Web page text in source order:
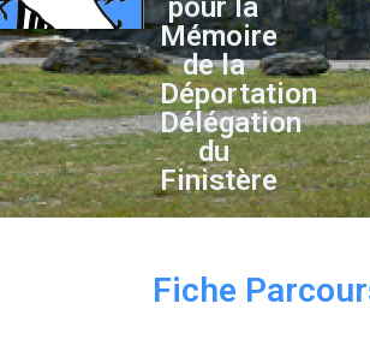
pour la
Mémoire
de la
Déportation
Délégation
du
Finistère
Fiche